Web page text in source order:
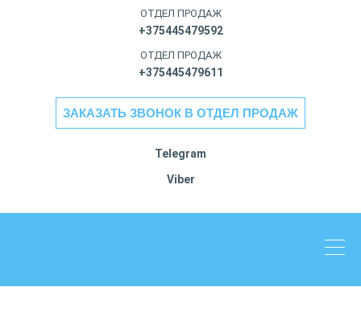
ОТДЕЛ ПРОДАЖ
+375445479592
ОТДЕЛ ПРОДАЖ
+375445479611
ЗАКАЗАТЬ ЗВОНОК В ОТДЕЛ ПРОДАЖ
Telegram
Viber